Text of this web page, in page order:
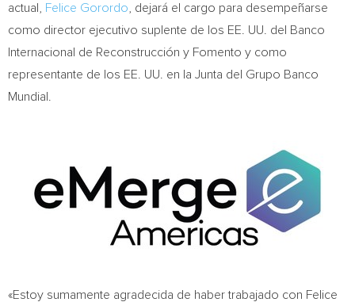
actual,
Felice Gorordo , dejará el cargo para desempeñarse
como director ejecutivo suplente de los EE. UU. del Banco
Internacional de Reconstrucción y Fomento y como
representante de los EE. UU. en la Junta del Grupo Banco
Mundial.
«Estoy sumamente agradecida de haber trabajado con Felice